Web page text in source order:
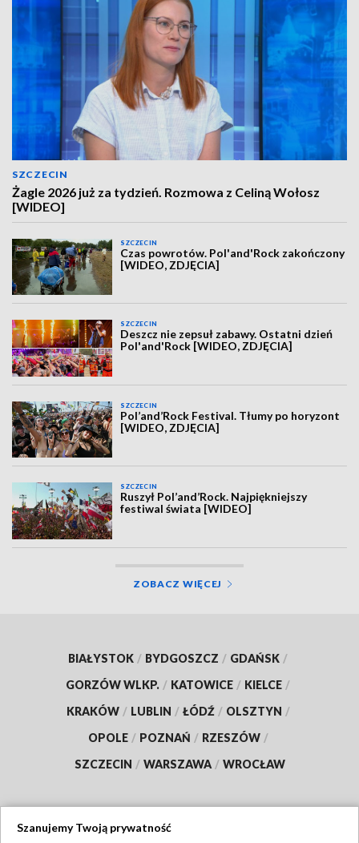
SZCZECIN
Żagle 2026 już za tydzień. Rozmowa z Celiną Wołosz
[WIDEO]
SZCZECIN
Czas powrotów. Pol'and'Rock zakończony
[WIDEO, ZDJĘCIA]
SZCZECIN
Deszcz nie zepsuł zabawy. Ostatni dzień
Pol'and'Rock [WIDEO, ZDJĘCIA]
SZCZECIN
Pol’and’Rock Festival. Tłumy po horyzont
[WIDEO, ZDJĘCIA]
SZCZECIN
Ruszył Pol’and’Rock. Najpiękniejszy
festiwal świata [WIDEO]
ZOBACZ WIĘCEJ
BIAŁYSTOK / BYDGOSZCZ / GDAŃSK /
GORZÓW WLKP. / KATOWICE / KIELCE /
KRAKÓW / LUBLIN / ŁÓDŹ / OLSZTYN /
OPOLE / POZNAŃ / RZESZÓW /
SZCZECIN / WARSZAWA / WROCŁAW
Szanujemy Twoją prywatność